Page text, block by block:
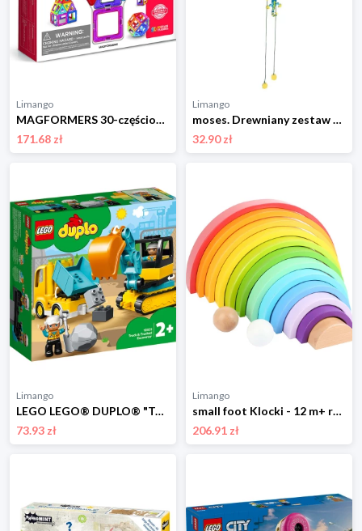
Limango
MAGFORMERS 30-częściowy zestaw magnetyczny "Standard Line" - 3+ rozmiar: onesize
171.68 zł
Limango
moses. Drewniany zestaw konstrukcyjny w kolorze zielono-niebieskim - 8+ rozmiar: onesize
32.90 zł
Limango
LEGO LEGO® DUPLO® "Town Excavator and truck" - 2+ rozmiar: onesize
73.93 zł
Limango
small foot Klocki - 12 m+ rozmiar: onesize
206.91 zł